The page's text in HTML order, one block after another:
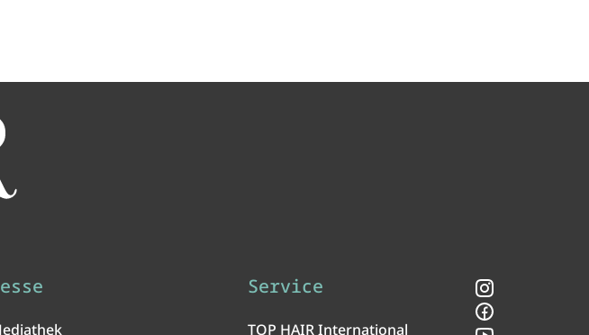
Service
TOP HAIR International